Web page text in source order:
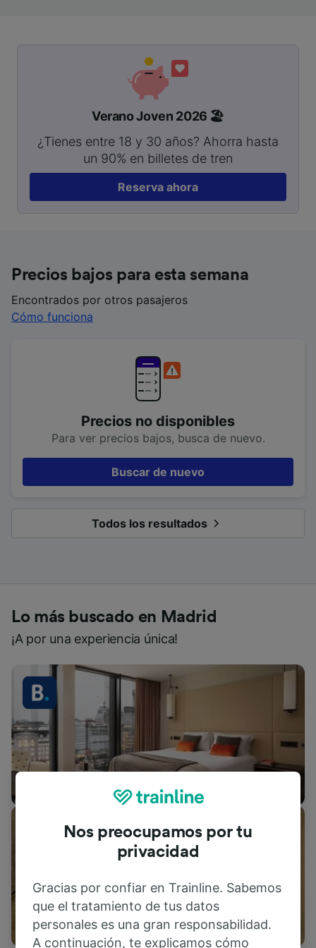
Verano Joven 2026 🏖️
¿Tienes entre 18 y 30 años? Ahorra hasta
un 90% en billetes de tren
Reserva ahora
Precios bajos para esta semana
Encontrados por otros pasajeros
Cómo funciona
Precios no disponibles
Para ver precios bajos, busca de nuevo.
Buscar de nuevo
Todos los resultados
Lo más buscado en Madrid
¡A por una experiencia única!
Actividades
Nos preocupamos por tu
privacidad
Gracias por confiar en Trainline. Sabemos
que el tratamiento de tus datos
personales es una gran responsabilidad.
A continuación, te explicamos cómo